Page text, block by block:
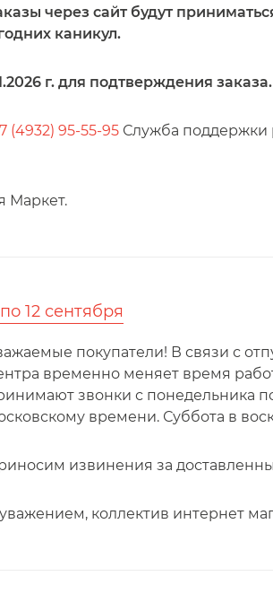
через сайт будут
каникул.
г. для подтверждения заказа.
(4932) 95-55-95 Служба поддержки
Маркет.
12 сентября
покупатели! В связи с
временно меняет время
звонки с понедельника
времени. Суббота в
извинения за
коллектив интернет